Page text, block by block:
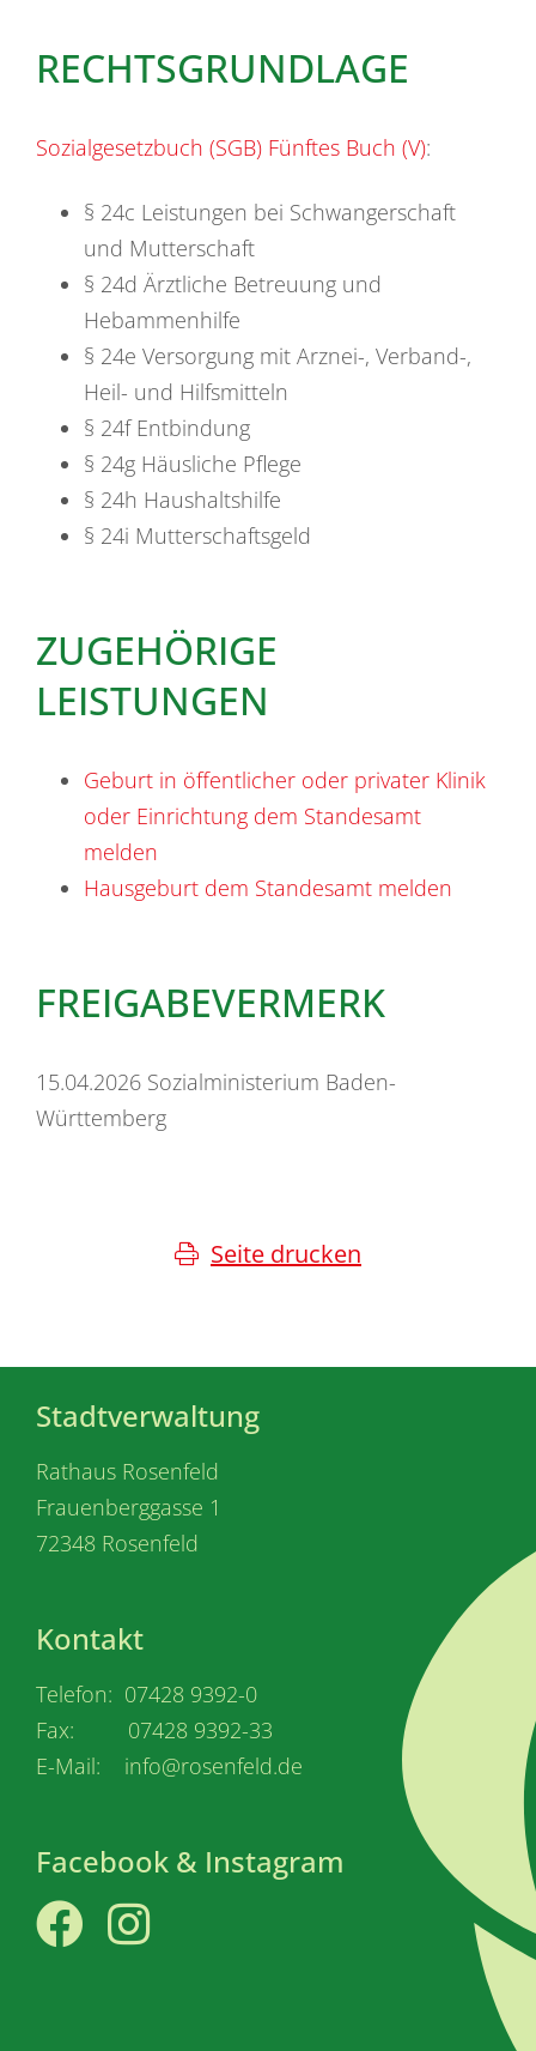
RECHTSGRUNDLAGE
Sozialgesetzbuch (SGB) Fünftes Buch (V):
§ 24c Leistungen bei Schwangerschaft
und Mutterschaft
§ 24d Ärztliche Betreuung und
Hebammenhilfe
§ 24e Versorgung mit Arznei-, Verband-,
Heil- und Hilfsmitteln
§ 24f Entbindung
§ 24g Häusliche Pflege
§ 24h Haushaltshilfe
§ 24i Mutterschaftsgeld
ZUGEHÖRIGE
LEISTUNGEN
Geburt in öffentlicher oder privater Klinik
oder Einrichtung dem Standesamt
melden
Hausgeburt dem Standesamt melden
FREIGABEVERMERK
15.04.2026 Sozialministerium Baden-
Württemberg
Seite drucken
Stadtverwaltung
Rathaus Rosenfeld
Frauenberggasse 1
72348 Rosenfeld
Kontakt
Telefon: 07428 9392-0
Fax: 07428 9392-33
E-Mail: info@rosenfeld.de
Facebook & Instagram